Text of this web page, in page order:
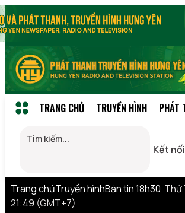
TRANG CHỦ TRUYỀN HÌNH PHÁT
Kết
Trang chủTruyền hìnhBản tin 18h30 Thứ
21:49 (GMT+7)